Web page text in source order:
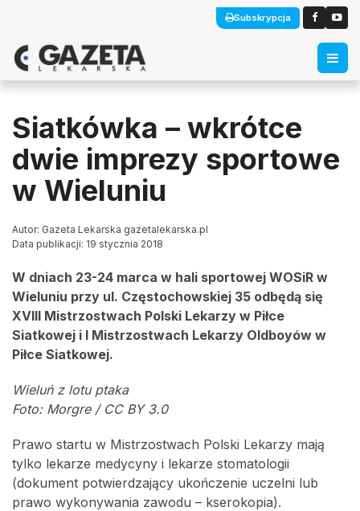
Subskrypcja
Siatkówka – wkrótce
dwie imprezy sportowe
w Wieluniu
Autor: Gazeta Lekarska gazetalekarska.pl
Data publikacji: 19 stycznia 2018
W dniach 23-24 marca w hali sportowej WOSiR w
Wieluniu przy ul. Częstochowskiej 35 odbędą się
XVIII Mistrzostwach Polski Lekarzy w Piłce
Siatkowej i I Mistrzostwach Lekarzy Oldboyów w
Piłce Siatkowej.
Wieluń z lotu ptaka
Foto: Morgre / CC BY 3.0
Prawo startu w Mistrzostwach Polski Lekarzy mają
tylko lekarze medycyny i lekarze stomatologii
(dokument potwierdzający ukończenie uczelni lub
prawo wykonywania zawodu – kserokopia).